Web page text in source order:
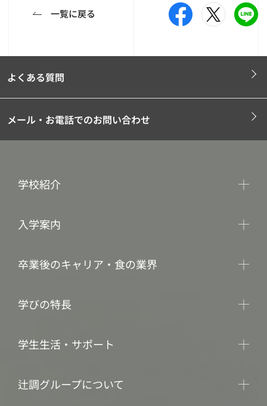
一覧に戻る
よくある質問
メール・お電話でのお問い合わせ
学校紹介
入学案内
卒業後のキャリア・食の業界
学びの特長
学生生活・サポート
辻調グループについて